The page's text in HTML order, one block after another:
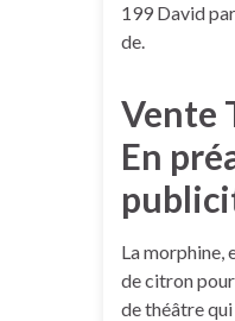
199 David
de.
Vente
En
La morphine,
de citron
de théâtre